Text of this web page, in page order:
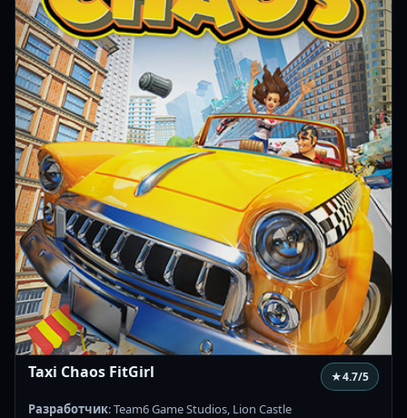
Taxi Chaos FitGirl ★4.7/5
Разработчик: Team6 Game Studios, Lion Castle